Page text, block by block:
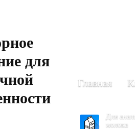
Главная
Для
молока